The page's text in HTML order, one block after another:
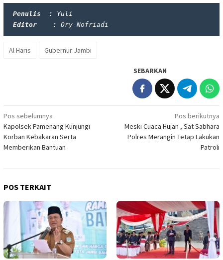
Penulis  : Yuli
Editor    : Ory Nofriadi
Al Haris Gubernur Jambi
SEBARKAN
Navigasi
pos
Pos sebelumnya
Kapolsek Pamenang Kunjungi
Korban Kebakaran Serta
Memberikan Bantuan
Pos berikutnya
Meski Cuaca Hujan , Sat Sabhara
Polres Merangin Tetap Lakukan
Patroli
POS TERKAIT